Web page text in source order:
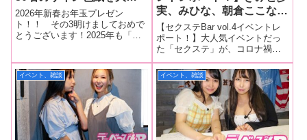
出！】三田真鈴、一色さ
ら、川口桜、善場まみ、小
野寺舞、玉木くるみ、真白
みすず、ねんね【3日目は
この10名！】
2026年新春お年玉プレゼン
ト！！ その3明けましておめで
とうございます！2025年も「デ
た。日頃の感謝の気持ちを込め
て、1月1日から1月3日までの3日
間、セクシー女優のサイン色紙
プレ
実、みひな、朝倉ここなが
バレンタインの甘い思い
出、苦い思い出を発表！
あゆみんパイセンへのサプ
ライズバースデーも行われ
ハッピーな空間に！
【セクステBar vol.4イベントレ
ポート！】大人気イベントだっ
た「セクステ」が、コロナ禍で
配信特化型の「おうちでセクス
テ」となりネットでファンと交
流してきましたが、感染予防対
策を施せば有人イベントも行え
ることが実証された現在、「セ
クステ
イベント、雑談 イベント、雑談